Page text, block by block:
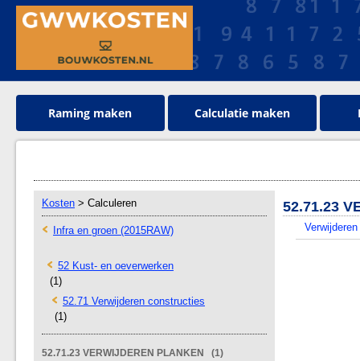
Raming maken Calculatie maken
Kosten > Calculeren
Infra en groen (2015RAW)
52 Kust- en oeverwerken
(1)
52.71 Verwijderen constructies
(1)
52.71.23 VERWIJDEREN PLANKEN (1)
52.71.23